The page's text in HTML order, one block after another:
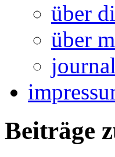
über
über
Beiträge